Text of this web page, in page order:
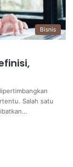
Bisnis
Salah satu